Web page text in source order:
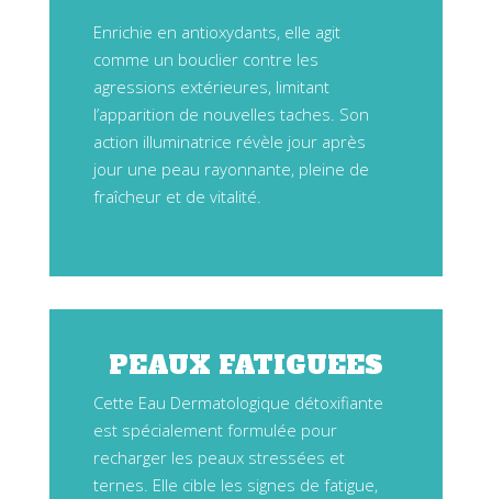
Enrichie en antioxydants, elle agit
comme un bouclier contre les
agressions extérieures, limitant
l’apparition de nouvelles taches. Son
action illuminatrice révèle jour après
jour une peau rayonnante, pleine de
fraîcheur et de vitalité.
PEAUX FATIGUEES
Cette Eau Dermatologique détoxifiante
est spécialement formulée pour
recharger les peaux stressées et
ternes. Elle cible les signes de fatigue,